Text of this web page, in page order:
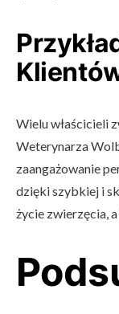
Wielu właścicieli
Weterynarza
zaangażowanie
dzięki szybkiej i
życie zwierzęcia,